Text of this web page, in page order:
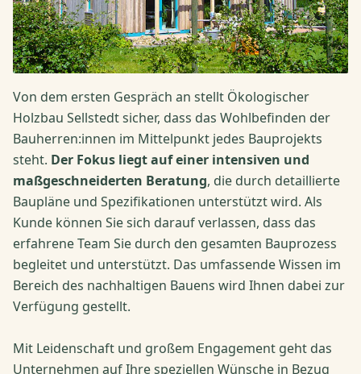
Von dem ersten Gespräch an stellt Ökologischer
Holzbau Sellstedt sicher, dass das Wohlbefinden der
Bauherren:innen im Mittelpunkt jedes Bauprojekts
steht. Der Fokus liegt auf einer intensiven und
maßgeschneiderten Beratung, die durch detaillierte
Baupläne und Spezifikationen unterstützt wird. Als
Kunde können Sie sich darauf verlassen, dass das
erfahrene Team Sie durch den gesamten Bauprozess
begleitet und unterstützt. Das umfassende Wissen im
Bereich des nachhaltigen Bauens wird Ihnen dabei zur
Verfügung gestellt.
Mit Leidenschaft und großem Engagement geht das
Unternehmen auf Ihre speziellen Wünsche in Bezug